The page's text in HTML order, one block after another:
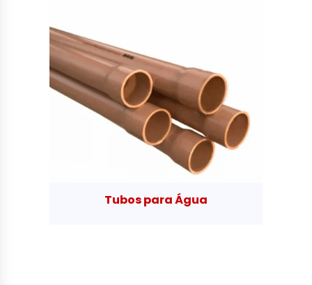
Tubos para Água